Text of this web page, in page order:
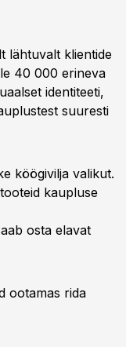
lähtuvalt klientide
40 000 erineva
identiteeti,
suuresti
köögivilja valikut.
kaupluse
osta elavat
ootamas rida